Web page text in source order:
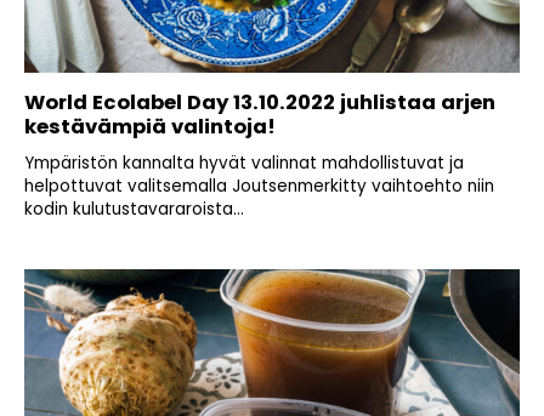
World Ecolabel Day 13.10.2022 juhlistaa arjen
kestävämpiä valintoja!
Ympäristön kannalta hyvät valinnat mahdollistuvat ja
helpottuvat valitsemalla Joutsenmerkitty vaihtoehto niin
kodin kulutustavararoista...